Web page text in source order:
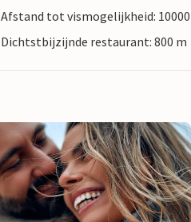
Afstand tot vismogelijkheid:
Dichtstbijzijnde restaurant: 800 m